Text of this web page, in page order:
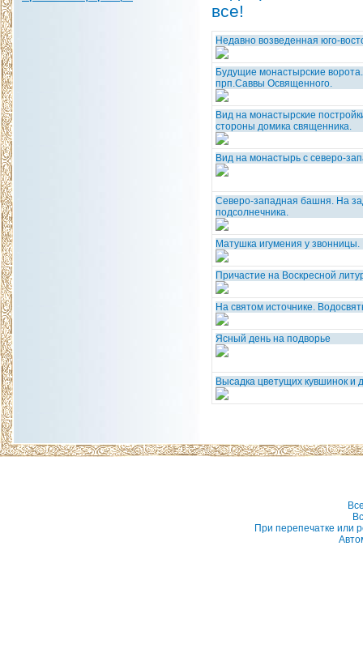
все!
Недавно возведенная юго-
Будущие монастырские
прп.Саввы Освященного.
Вид на монастырские
стороны домика священника.
Вид на монастырь с северо-
Северо-западная башня. На
подсолнечника.
Матушка игумения у звонницы.
Причастие на Воскресной
На святом источнике.
Ясный день на подворье
Высадка цветущих кувшинок и
При перепечатке или